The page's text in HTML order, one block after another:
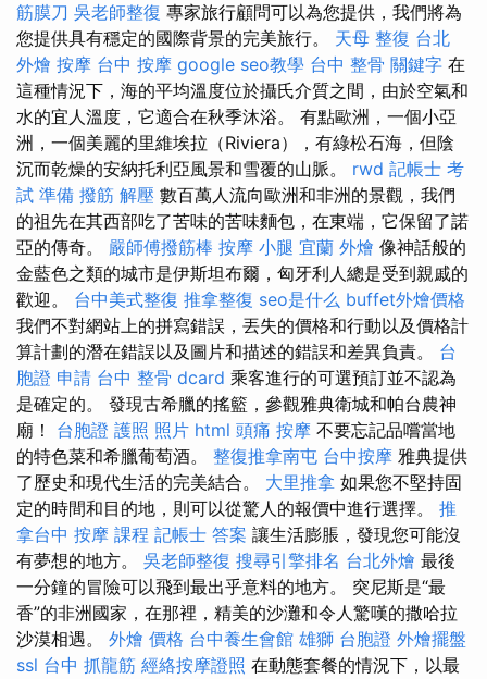
筋膜刀 吳老師整復 專家旅行顧問可以為您提供，我們將為
您提供具有穩定的國際背景的完美旅行。 天母 整復 台北
外燴 按摩 台中 按摩 google seo教學 台中 整骨 關鍵字 在
這種情況下，海的平均溫度位於攝氏介質之間，由於空氣和
水的宜人溫度，它適合在秋季沐浴。 有點歐洲，一個小亞
洲，一個美麗的里維埃拉（Riviera），有綠松石海，但陰
沉而乾燥的安納托利亞風景和雪覆的山脈。 rwd 記帳士 考
試 準備 撥筋 解壓 數百萬人流向歐洲和非洲的景觀，我們
的祖先在其西部吃了苦味的苦味麵包，在東端，它保留了諾
亞的傳奇。 嚴師傅撥筋棒 按摩 小腿 宜蘭 外燴 像神話般的
金藍色之類的城市是伊斯坦布爾，匈牙利人總是受到親戚的
歡迎。 台中美式整復 推拿整復 seo是什么 buffet外燴價格
我們不對網站上的拼寫錯誤，丟失的價格和行動以及價格計
算計劃的潛在錯誤以及圖片和描述的錯誤和差異負責。 台
胞證 申請 台中 整骨 dcard 乘客進行的可選預訂並不認為
是確定的。 發現古希臘的搖籃，參觀雅典衛城和帕台農神
廟！ 台胞證 護照 照片 html 頭痛 按摩 不要忘記品嚐當地
的特色菜和希臘葡萄酒。 整復推拿南屯 台中按摩 雅典提供
了歷史和現代生活的完美結合。 大里推拿 如果您不堅持固
定的時間和目的地，則可以從驚人的報價中進行選擇。 推
拿台中 按摩 課程 記帳士 答案 讓生活膨脹，發現您可能沒
有夢想的地方。 吳老師整復 搜尋引擎排名 台北外燴 最後
一分鐘的冒險可以飛到最出乎意料的地方。 突尼斯是“最
香”的非洲國家，在那裡，精美的沙灘和令人驚嘆的撒哈拉
沙漠相遇。 外燴 價格 台中養生會館 雄獅 台胞證 外燴擺盤
ssl 台中 抓龍筋 經絡按摩證照 在動態套餐的情況下，以最